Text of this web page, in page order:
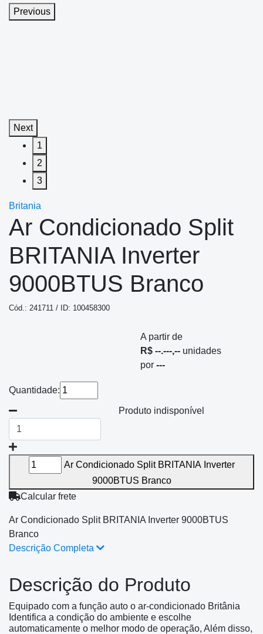
Previous
Next
1
2
3
Britania
Ar Condicionado Split
BRITANIA Inverter
9000BTUS Branco
Cód.: 241711 / ID: 100458300
A partir de
R$ --.---,-- unidades
por ---
Quantidade:
Produto indisponível
Ar Condicionado Split BRITANIA Inverter
9000BTUS Branco
Calcular frete
Ar Condicionado Split BRITANIA Inverter 9000BTUS
Branco
Descrição Completa
Descrição do Produto
Equipado com a função auto o ar-condicionado Britânia
Identifica a condição do ambiente e escolhe
automaticamente o melhor modo de operação, Além disso,